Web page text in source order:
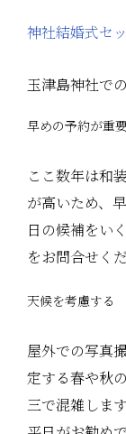
神社結婚式セ
玉津島神社で
早めの予約が重
ここ数年は和
が高いため、
日の候補をい
をお問合せくだ
天候を考慮する
屋外での写真
定する春や秋
三で混雑しま